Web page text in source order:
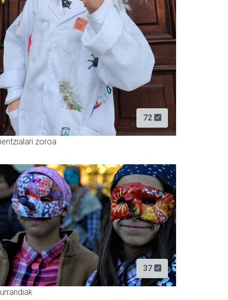
72
zoroa
37